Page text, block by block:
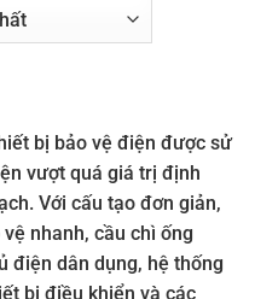
bị bảo vệ điện được sử
vượt quá giá trị định
Với cấu tạo đơn giản,
nhanh, cầu chì ống
điện dân dụng, hệ thống
bị điều khiển và các